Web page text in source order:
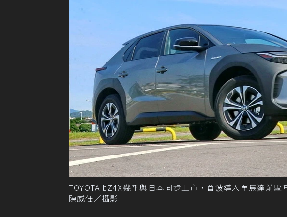
TOYOTA bZ4X幾乎與日本同步上市，首波導入單馬達前
陳威任／攝影